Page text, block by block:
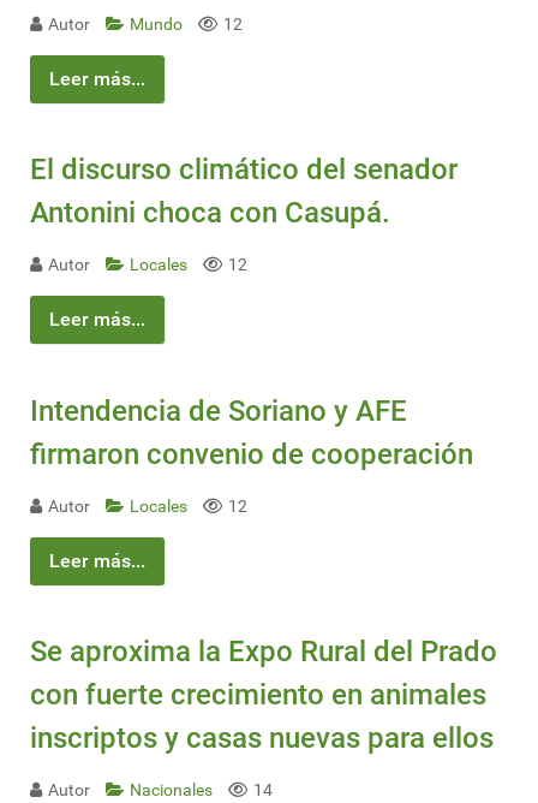
Autor Mundo 12
Leer más...
El discurso climático del senador
Antonini choca con Casupá.
Autor Locales 12
Leer más...
Intendencia de Soriano y AFE
firmaron convenio de cooperación
Autor Locales 12
Leer más...
Se aproxima la Expo Rural del Prado
con fuerte crecimiento en animales
inscriptos y casas nuevas para ellos
Autor Nacionales 14